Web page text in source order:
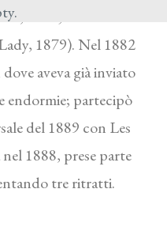
1861; The italian
1879). Nel 1882
aveva già inviato
endormie; partecipò
del 1889 con Les
1888, prese parte
tre ritratti.